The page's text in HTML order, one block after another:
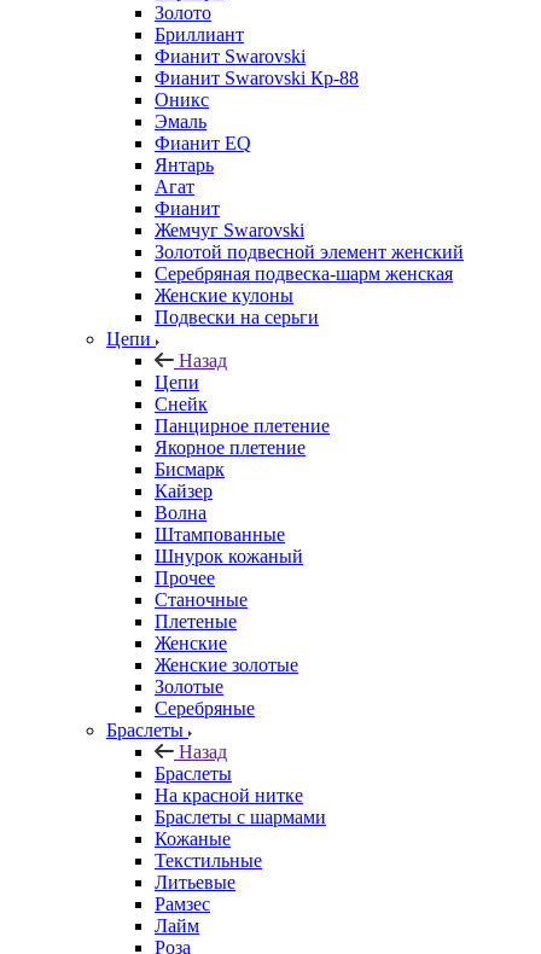
Золото
Бриллиант
Фианит Swarovski
Фианит Swarovski Кр-88
Оникс
Эмаль
Фианит EQ
Янтарь
Агат
Фианит
Жемчуг Swarovski
Золотой подвесной элемент женcкий
Серебряная подвеска-шарм женская
Женские кулоны
Подвески на серьги
Цепи
Назад
Цепи
Снейк
Панцирное плетение
Якорное плетение
Бисмарк
Кайзер
Волна
Штампованные
Шнурок кожаный
Прочее
Станочные
Плетеные
Женские
Женские золотые
Золотые
Серебряные
Браслеты
Назад
Браслеты
На красной нитке
Браслеты с шармами
Кожаные
Текстильные
Литьевые
Рамзес
Лайм
Роза